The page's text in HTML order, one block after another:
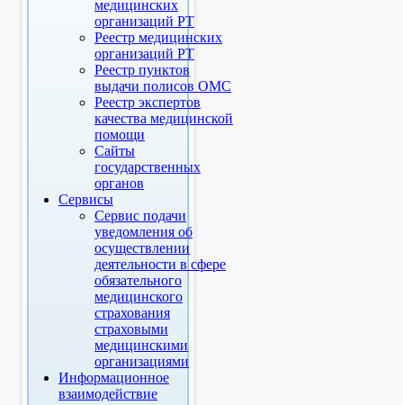
медицинских
организаций РТ
Реестр медицинских
организаций РТ
Реестр пунктов
выдачи полисов ОМС
Реестр экспертов
качества медицинской
помощи
Сайты
государственных
органов
Сервисы
Сервис подачи
уведомления об
осуществлении
деятельности в сфере
обязательного
медицинского
страхования
страховыми
медицинскими
организациями
Информационное
взаимодействие